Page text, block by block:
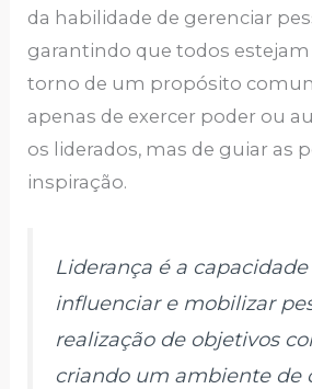
da habilidade de gerenciar
garantindo que todos
torno de um propósito
apenas de exercer poder ou
os liderados, mas de guiar as
inspiração.
Liderança é a
influenciar e mobilizar
realização de objetivos
criando um ambiente de